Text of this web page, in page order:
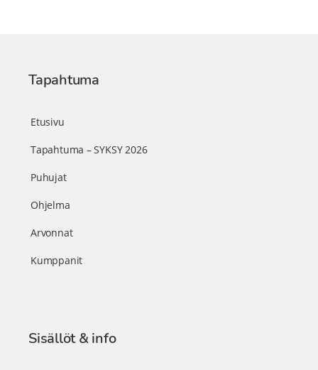
Tapahtuma
Etusivu
Tapahtuma – SYKSY 2026
Puhujat
Ohjelma
Arvonnat
Kumppanit
Sisällöt & info